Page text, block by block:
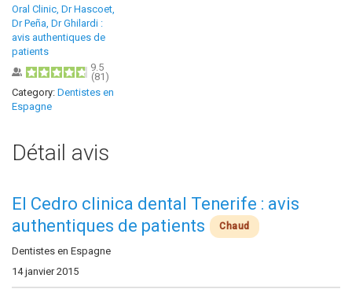
Oral Clinic, Dr Hascoet,
Dr Peña, Dr Ghilardi :
avis authentiques de
patients
9.5
(81 )
Category: Dentistes en
Espagne
Détail avis
El Cedro clinica dental Tenerife : avis
authentiques de patients
Chaud
Dentistes en Espagne
14 janvier 2015